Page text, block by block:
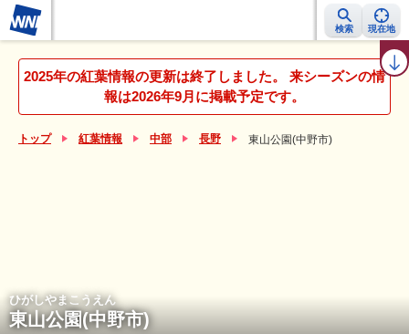
検索 現在地
紅葉レーダー 紅葉ニュース 京都 見頃カレンダー 名所ランキング
2025年の紅葉情報の更新は終了しました。 来シーズンの情
報は2026年9月に掲載予定です。
トップ 紅葉情報 中部 長野 東山公園(中野市)
ひがしやまこうえん
東山公園(中野市)